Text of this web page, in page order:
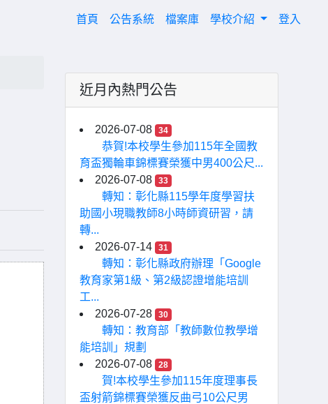
首頁 (current)
公告系統 檔案庫 學校介紹 登入
近月內熱門公告
2026-07-08 34
恭賀!本校學生參加115年全國教
育盃獨輪車錦標賽榮獲中男400公尺...
2026-07-08
33
轉知：彰化縣115學年度學習扶
助國小現職教師8小時師資研習，請
轉...
2026-07-14
31
轉知：彰化縣政府辦理「Google
教育家第1級、第2級認證增能培訓
工...
2026-07-28
30
轉知：教育部「教師數位教學增
能培訓」規劃
2026-07-08
28
賀!本校學生參加115年度理事長
盃射箭錦標賽榮獲反曲弓10公尺男